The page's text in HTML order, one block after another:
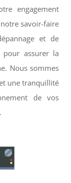
engagement
savoir-faire
et de
assurer la
Nous sommes
une tranquillité
de vos